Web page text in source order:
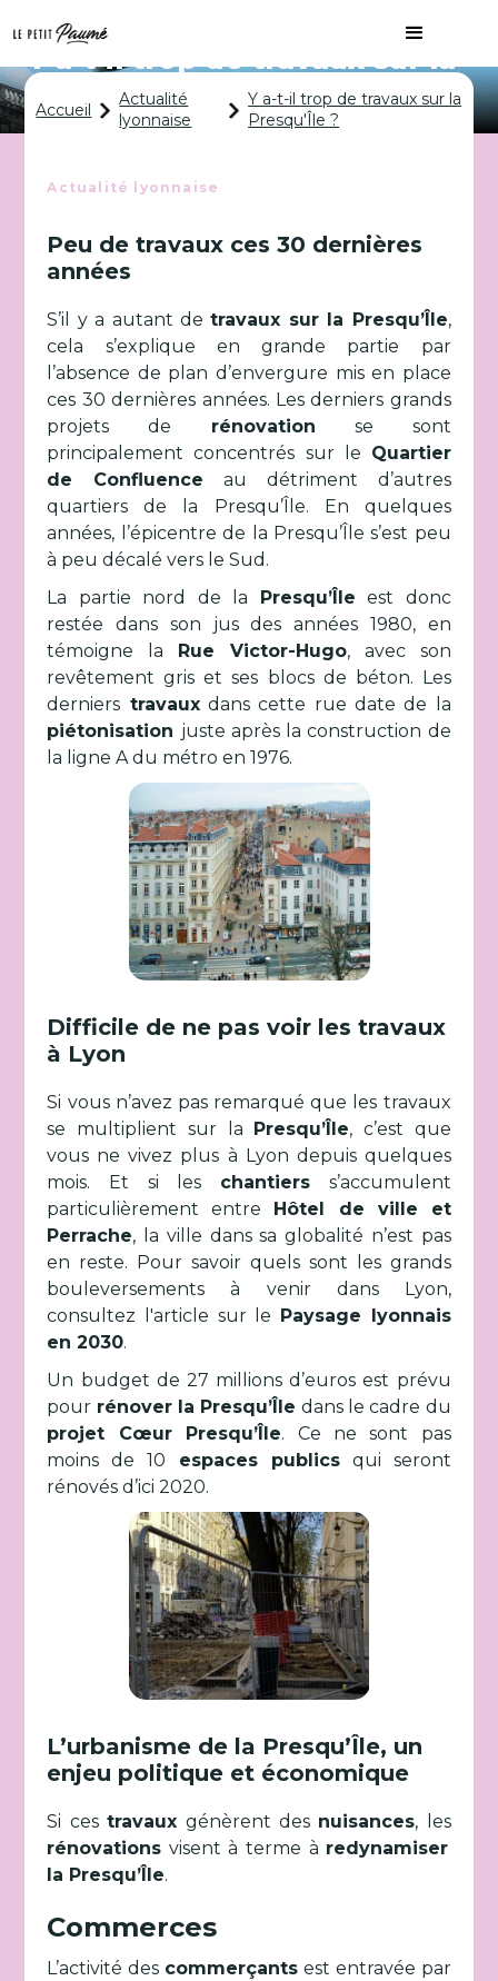
Y a-t-il trop de travaux sur la
Presqu'Île ?
Accueil
Actualité
lyonnaise
Y a-t-il trop de travaux sur la
Presqu'Île ?
Actualité lyonnaise
Peu de travaux ces 30 dernières
années
S’il y a autant detravaux sur la Presqu’Île,
cela s’explique en grande partie par
l’absence de plan d’envergure mis en place
ces 30 dernières années. Les derniers grands
projets de rénovation se sont
principalement concentrés sur le Quartier
de Confluence au détriment d’autres
quartiers de la Presqu’Île. En quelques
années, l’épicentre de la Presqu’Île s’est peu
à peu décalé vers le Sud.
La partie nord de la Presqu’Île est donc
restée dans son jus des années 1980, en
témoigne la Rue Victor-Hugo, avec son
revêtement gris et ses blocs de béton. Les
derniers travauxdans cette rue date de la
piétonisation juste après la construction de
la ligne A du métro en 1976.
Difficile de ne pas voir les travaux
à Lyon
Si vous n’avez pas remarqué que les travaux
se multiplient sur la Presqu’Île, c’est que
vous ne vivez plus à Lyon depuis quelques
mois. Et si les chantierss’accumulent
particulièrement entre Hôtel de ville et
Perrache, la ville dans sa globalité n’est pas
en reste. Pour savoir quels sont les grands
bouleversements à venir dans Lyon,
consultez l'article sur le Paysage lyonnais
en 2030.
Un budget de 27 millions d’euros est prévu
pour rénover la Presqu’Île dans le cadre du
projet Cœur Presqu’Île. Ce ne sont pas
moins de 10 espaces publicsqui seront
rénovés d’ici 2020.
L’urbanisme de la Presqu’Île, un
enjeu politique et économique
Si cestravaux génèrent des nuisances, les
rénovations visent à terme à redynamiser
la Presqu’Île.
Commerces
L’activité des commerçants est entravée par